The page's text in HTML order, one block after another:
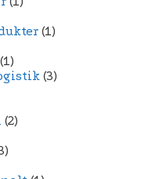
(1)
(1)
(3)
(2)